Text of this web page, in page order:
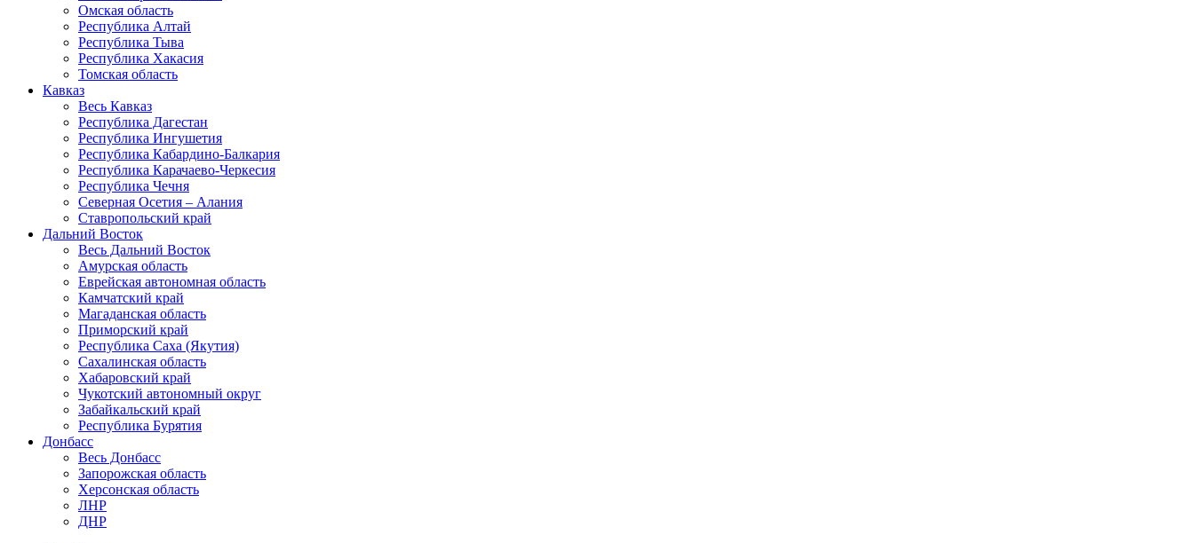
Омская область
Республика Алтай
Республика Тыва
Республика Хакасия
Томская область
Кавказ
Весь Кавказ
Республика Дагестан
Республика Ингушетия
Республика Кабардино-Балкария
Республика Карачаево-Черкесия
Республика Чечня
Северная Осетия – Алания
Ставропольский край
Дальний Восток
Весь Дальний Восток
Амурская область
Еврейская автономная область
Камчатский край
Магаданская область
Приморский край
Республика Саха (Якутия)
Сахалинская область
Хабаровский край
Чукотский автономный округ
Забайкальский край
Республика Бурятия
Донбасс
Весь Донбасс
Запорожская область
Херсонская область
ЛНР
ДНР